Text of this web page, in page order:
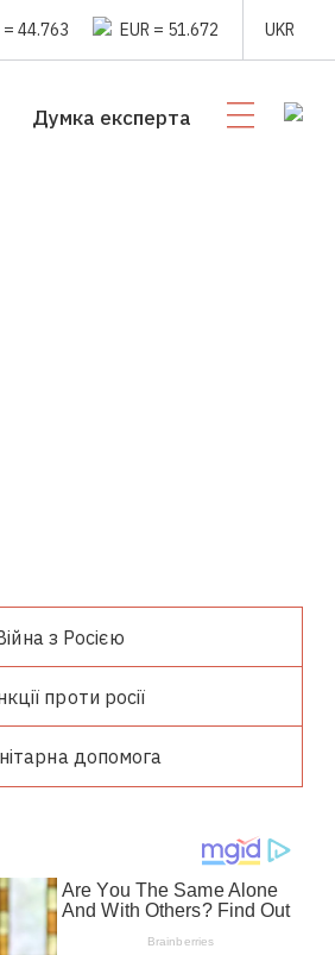
= 44.763 EUR = 51.672 UKR
Думка експерта
з Росією
проти росії
допомога